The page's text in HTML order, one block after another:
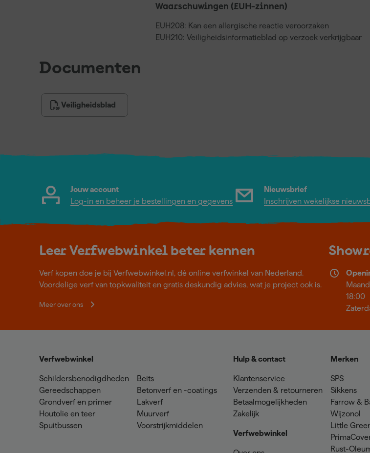
Waarschuwingen (EUH-zinnen)
EUH208: Kan een allergische reactie veroorzaken
EUH210: Veiligheidsinformatieblad op verzoek verkrijgbaar
Documenten
Veiligheidsblad
Jouw account
Log-in en beheer je bestellingen en gegevens
Nieuwsbrief
Inschrijven wekelijkse
Leer Verfwebwinkel beter kennen
Verf kopen doe je bij Verfwebwinkel.nl, dé online verfwinkel van Nederland.
Voordelige verf van topkwaliteit en gratis deskundig advies, wat je project ook is.
Meer over ons
18:00
Verfwebwinkel
Schildersbenodigdheden
Gereedschappen
Grondverf en primer
Houtolie en teer
Spuitbussen
Beits
Betonverf en -coatings
Lakverf
Muurverf
Voorstrijkmiddelen
Hulp & contact
Klantenservice
Verzenden & retourneren
Betaalmogelijkheden
Zakelijk
Verfwebwinkel
Merken
SPS
Sikkens
Farrow &
Wijzonol
Little
Rust-